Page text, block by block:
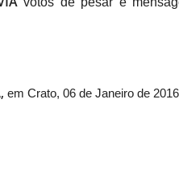
em Crato, 06 de Janeiro de 2016